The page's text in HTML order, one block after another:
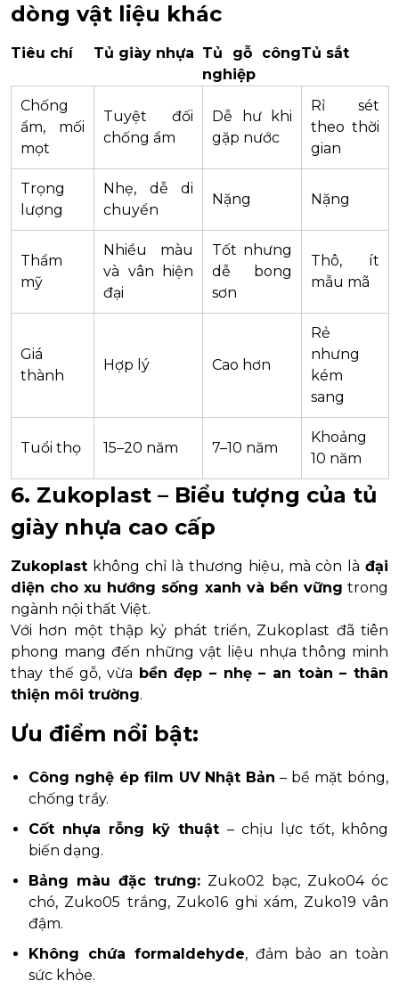
dòng vật liệu khác
Tiêu chí Tủ giày nhựa Tủ gỗ công
nghiệp
Tủ sắt
Chống
ẩm, mối
mọt
Tuyệt đối
chống ẩm
Dễ hư khi
gặp nước
Rỉ sét
theo thời
gian
Trọng
lượng
Nhẹ, dễ di
chuyển
Nặng Nặng
Thẩm
mỹ
Nhiều màu
và vân hiện
đại
Tốt nhưng
dễ bong
sơn
Thô, ít
mẫu mã
Giá
thành
Hợp lý Cao hơn
Rẻ
nhưng
kém
sang
Tuổi thọ 15–20 năm 7–10 năm
Khoảng
10 năm
6. Zukoplast – Biểu tượng của tủ
giày nhựa cao cấp
Zukoplast không chỉ là thương hiệu, mà còn là đại
diện cho xu hướng sống xanh và bền vững trong
ngành nội thất Việt.
Với hơn một thập kỷ phát triển, Zukoplast đã tiên
phong mang đến những vật liệu nhựa thông minh
thay thế gỗ, vừa bền đẹp – nhẹ – an toàn – thân
thiện môi trường.
Ưu điểm nổi bật:
Công nghệ ép film UV Nhật Bản – bề mặt bóng,
chống trầy.
Cốt nhựa rỗng kỹ thuật – chịu lực tốt, không
biến dạng.
Bảng màu đặc trưng: Zuko02 bạc, Zuko04 óc
chó, Zuko05 trắng, Zuko16 ghi xám, Zuko19 vân
đậm.
Không chứa formaldehyde, đảm bảo an toàn
sức khỏe.